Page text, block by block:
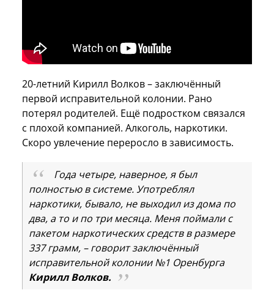
20-летний Кирилл Волков – заключённый
первой исправительной колонии. Рано
потерял родителей. Ещё подростком связался
с плохой компанией. Алкоголь, наркотики.
Скоро увлечение переросло в зависимость.
Года четыре, наверное, я был
полностью в системе. Употреблял
наркотики, бывало, не выходил из дома по
два, а то и по три месяца. Меня поймали с
пакетом наркотических средств в размере
337 грамм, – говорит заключённый
исправительной колонии №1 Оренбурга
Кирилл Волков.